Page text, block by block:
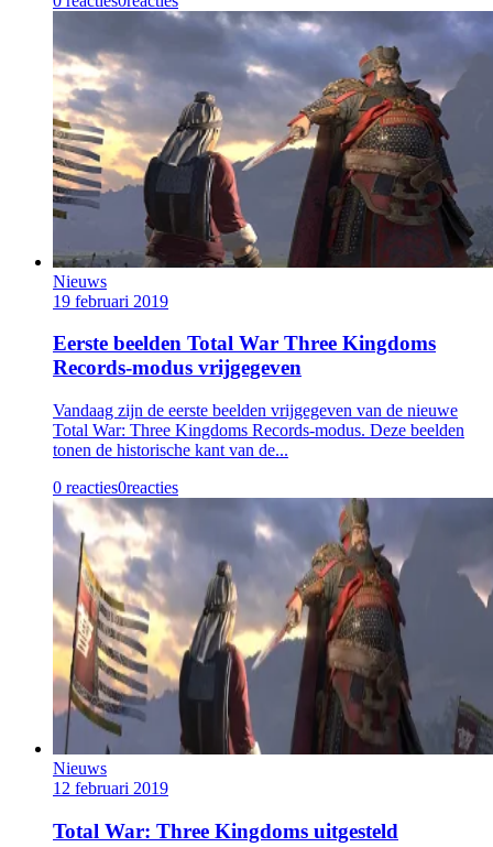
Nieuws
19 februari 2019
Eerste beelden Total War Three Kingdoms
Records-modus vrijgegeven
Vandaag zijn de eerste beelden vrijgegeven van de nieuwe
Total War: Three Kingdoms Records-modus. Deze beelden
tonen de historische kant van de...
0 reacties0reacties
Nieuws
12 februari 2019
Total War: Three Kingdoms uitgesteld